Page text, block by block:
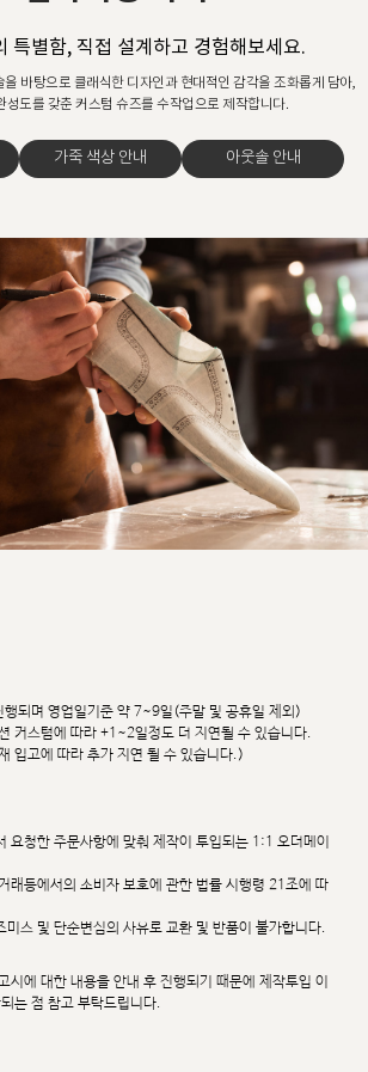
특별함, 직접 설계하고 경험해보세요.
바탕으로 클래식한 디자인과 현대적인 감각을 조화롭게 담아,
성도를 갖춘 커스텀 슈즈를 수작업으로 제작합니다.
가죽 색상 안내 아웃솔 안내
행되며 영업일기준 약 7~9일(주말 및 공휴일 제외)
커스텀에 따라 +1~2일정도 더 지연될 수 있습니다.
입고에 따라 추가 지연 될 수 있습니다.)
요청한 주문사항에 맞춰 제작이 투입되는 1:1 오더메이
래등에서의 소비자 보호에 관한 법률 시행령 21조에 따
미스 및 단순변심의 사유로 교환 및 반품이 불가합니다.
시에 대한 내용을 안내 후 진행되기 때문에 제작투입 이
는 점 참고 부탁드립니다.